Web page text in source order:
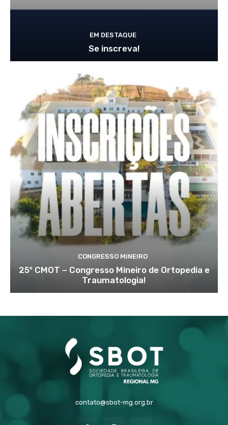
EM DESTAQUE
Se inscreva!
CONGRESSO MINEIRO
25º CMOT – Congresso Mineiro de Ortopedia e
Traumatologia!
contato@sbot-mg.org.br